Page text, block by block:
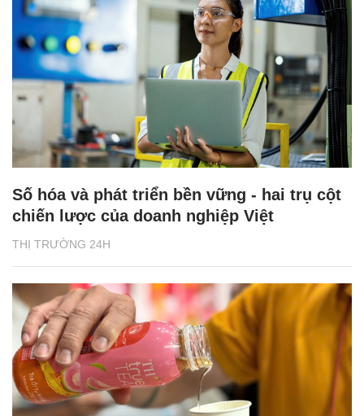
THỊ TRƯỜNG 24H
Số hóa và phát triển bền vững - hai trụ cột
chiến lược của doanh nghiệp Việt